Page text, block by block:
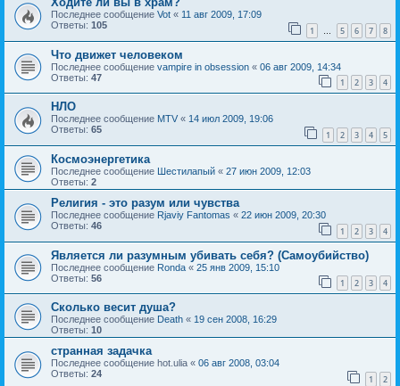
Последнее сообщение Vot « 11 авг 2009, 17:09
Ответы: 105 1 … 5 6 7 8
Что движет человеком
Последнее сообщение vampire in obsession « 06 авг 2009, 14:34
Ответы: 47 1 2 3 4
НЛО
Последнее сообщение MTV « 14 июл 2009, 19:06
Ответы: 65 1 2 3 4 5
Космоэнергетика
Последнее сообщение Шестилапый « 27 июн 2009, 12:03
Ответы: 2
Религия - это разум или чувства
Последнее сообщение Rjaviy Fantomas « 22 июн 2009, 20:30
Ответы: 46 1 2 3 4
Является ли разумным убивать себя? (Самоубийство)
Последнее сообщение Ronda « 25 янв 2009, 15:10
Ответы: 56 1 2 3 4
Сколько весит душа?
Последнее сообщение Death « 19 сен 2008, 16:29
Ответы: 10
странная задачка
Последнее сообщение hot.ulia « 06 авг 2008, 03:04
Ответы: 24 1 2